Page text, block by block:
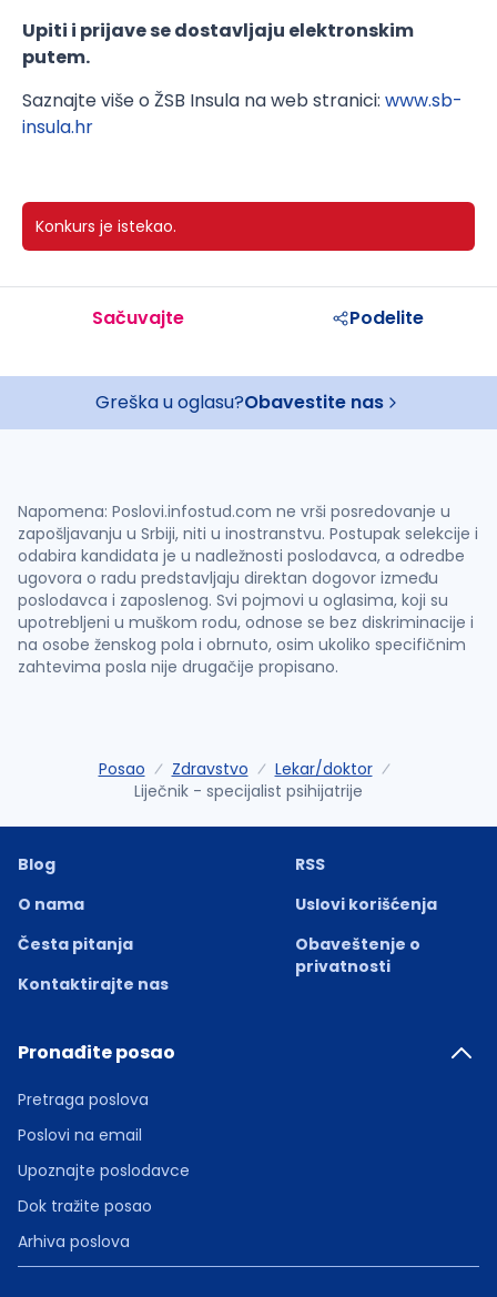
Upiti i prijave se dostavljaju elektronskim
putem.
Saznajte više o ŽSB Insula na web stranici: www.sb-
insula.hr
Konkurs je istekao.
Sačuvajte Podelite
Greška u oglasu?Obavestite nas
Napomena: Poslovi.infostud.com ne vrši posredovanje u
zapošljavanju u Srbiji, niti u inostranstvu. Postupak selekcije i
odabira kandidata je u nadležnosti poslodavca, a odredbe
ugovora o radu predstavljaju direktan dogovor između
poslodavca i zaposlenog. Svi pojmovi u oglasima, koji su
upotrebljeni u muškom rodu, odnose se bez diskriminacije i
na osobe ženskog pola i obrnuto, osim ukoliko specifičnim
zahtevima posla nije drugačije propisano.
Posao Zdravstvo
Lekar/doktor
Liječnik - specijalist psihijatrije
Blog
O nama
Česta pitanja
Kontaktirajte nas
RSS
Uslovi korišćenja
Obaveštenje o
privatnosti
Pronađite posao
Pretraga poslova
Poslovi na email
Upoznajte poslodavce
Dok tražite posao
Arhiva poslova